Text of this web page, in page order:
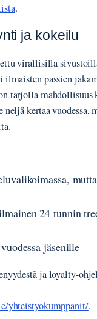
.
ja kokeilu
virallisilla
ilmaisten passien
tarjolla mahdollisuus
kertaa vuodessa,
24 tunnin
jäsenille
ja loyalty-
yhteistyokumppanit/.